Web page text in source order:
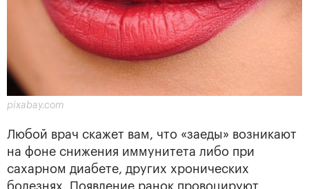
pixabay.com
Любой врач скажет вам, что «заеды» возникают
на фоне снижения иммунитета либо при
сахарном диабете, других хронических